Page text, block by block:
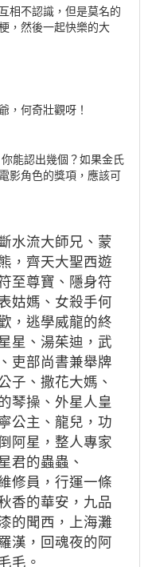
相不認識，但是莫名的
，然後一起快樂的大
，何奇壯觀呀！
能認出幾個？如果金氏
影角色的獎項，應該可
水流大師兄、蒙
，齊天大聖西遊
至尊寶、隱身符
姑媽、女殺手何
，逃學威龍的終
星、湯茱迪，武
吏部尚書兼舉牌
子、撒花大媽、
琴操、外星人皇
公主、龍兒，功
阿星，整人專家
君的蟲蟲、
修員，行運一條
香的華安，九品
的聞西，上海灘
漢，回魂夜的阿
毛。